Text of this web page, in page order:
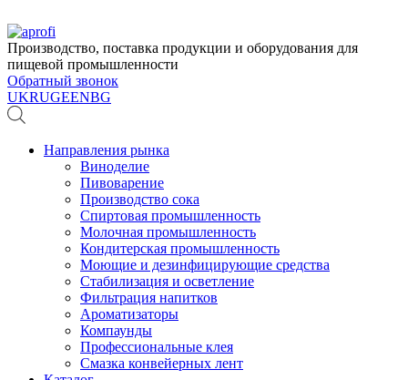
Производство, поставка продукции и оборудования для
пищевой промышленности
Обратный звонок
UKRUGEENBG
Направления рынка
Виноделие
Пивоварение
Производство сока
Спиртовая промышленность
Молочная промышленность
Кондитерская промышленность
Моющие и дезинфицирующие средства
Стабилизация и осветление
Фильтрация напитков
Ароматизаторы
Компаунды
Профессиональные клея
Смазка конвейерных лент